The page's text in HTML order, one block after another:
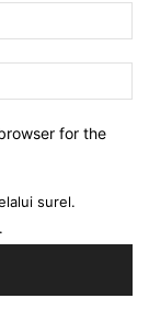
for the
surel.